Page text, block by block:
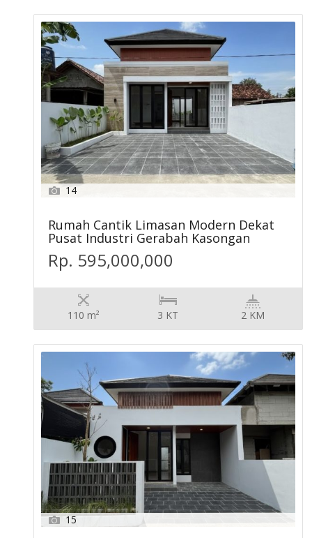
14
Rumah Cantik Limasan Modern Dekat
Pusat Industri Gerabah Kasongan
Rp. 595,000,000
110 m² 3 KT 2 KM
15